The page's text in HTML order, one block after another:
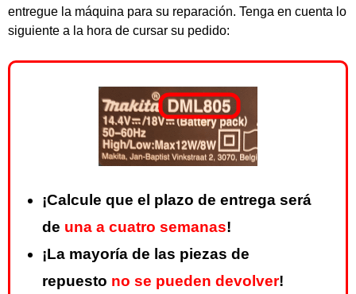
entregue la máquina para su reparación. Tenga en cuenta lo
siguiente a la hora de cursar su pedido:
¡Calcule que el plazo de entrega será
de una a cuatro semanas!
¡La mayoría de las piezas de
repuesto no se pueden devolver!